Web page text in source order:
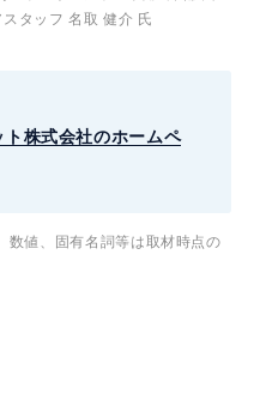
タッフ 名取 健介 氏
株式会社のホームペ
値、固有名詞等は取材時点の